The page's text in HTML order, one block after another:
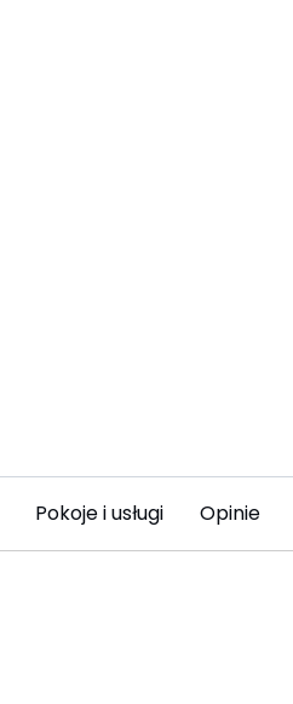
Pokoje i usługi Opinie